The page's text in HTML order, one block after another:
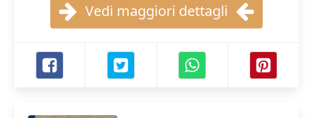
Vedi maggiori dettagli